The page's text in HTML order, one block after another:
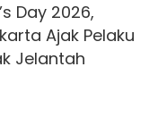
Day 2026,
Ajak Pelaku
Jelantah